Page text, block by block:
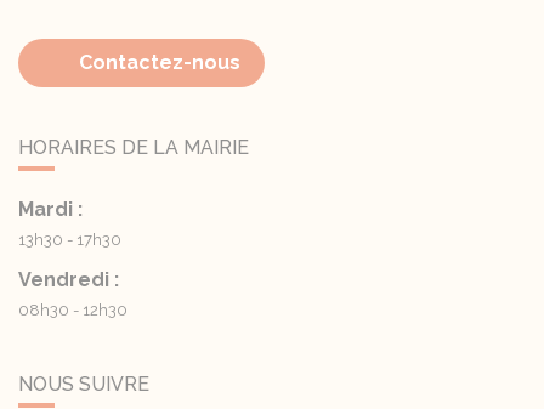
Contactez-nous
HORAIRES DE LA MAIRIE
Mardi :
13h30 - 17h30
Vendredi :
08h30 - 12h30
NOUS SUIVRE